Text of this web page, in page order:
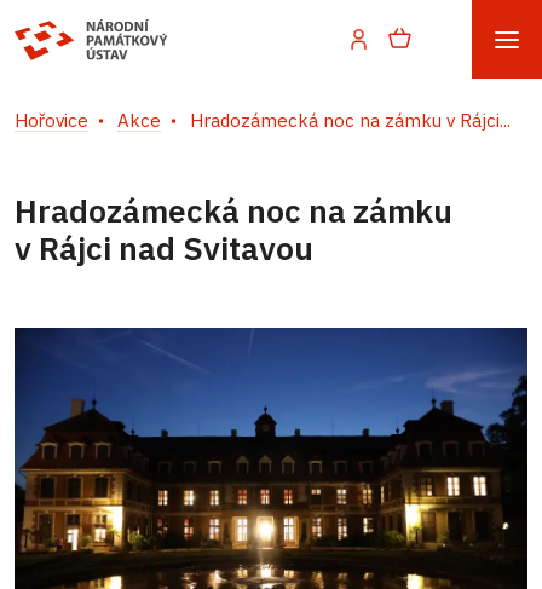
Hořovice Akce Hradozámecká noc na zámku v Rájci...
Hradozámecká noc na zámku
v Rájci nad Svitavou